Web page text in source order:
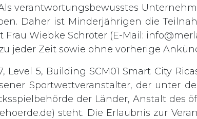
verantwortungsbewusstes
Daher ist Minderjährigen die
Wiebke Schröter (E-Mail:
jeder Zeit sowie ohne vorherige
5, Building SCM01 Smart City
Sportwettveranstalter, der unter
der Länder, Anstalt des
) steht. Die Erlaubnis zur